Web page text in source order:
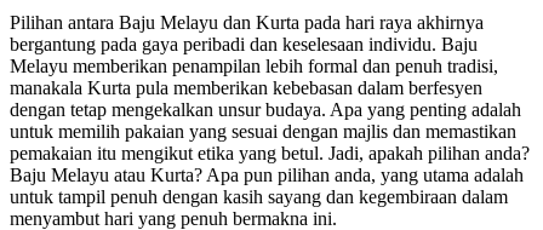
Pilihan antara Baju Melayu dan Kurta pada hari raya akhirnya
bergantung pada gaya peribadi dan keselesaan individu. Baju
Melayu memberikan penampilan lebih formal dan penuh tradisi,
manakala Kurta pula memberikan kebebasan dalam berfesyen
dengan tetap mengekalkan unsur budaya. Apa yang penting adalah
untuk memilih pakaian yang sesuai dengan majlis dan memastikan
pemakaian itu mengikut etika yang betul. Jadi, apakah pilihan anda?
Baju Melayu atau Kurta? Apa pun pilihan anda, yang utama adalah
untuk tampil penuh dengan kasih sayang dan kegembiraan dalam
menyambut hari yang penuh bermakna ini.